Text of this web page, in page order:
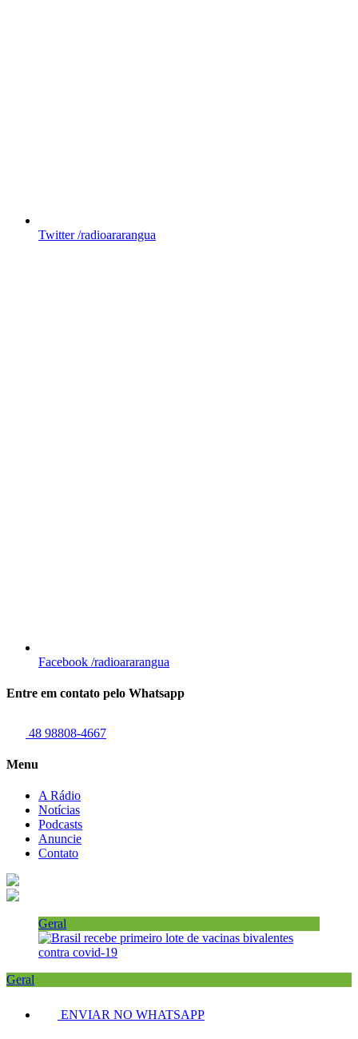
Twitter /radioararangua
Facebook /radioararangua
Entre em contato pelo Whatsapp
48 98808-4667
Menu
A Rádio
Notícias
Podcasts
Anuncie
Contato
Geral
Geral
ENVIAR NO WHATSAPP